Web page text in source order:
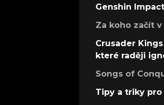
Genshin
Za koho začít
Crusader
které raději
Songs of
Tipy a triky pro